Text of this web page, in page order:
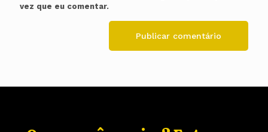
vez que eu comentar.